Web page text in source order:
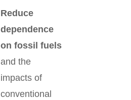
Reduce
dependence
on fossil fuels
and the
impacts of
conventional